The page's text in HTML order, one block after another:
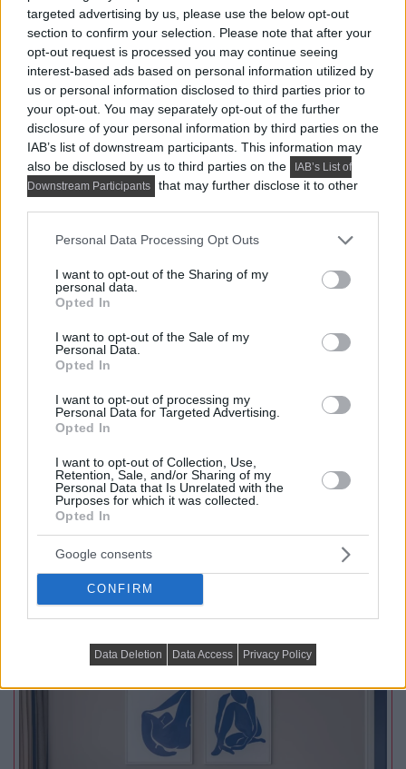
targeted advertising by us, please use the below opt-out
section to confirm your selection. Please note that after your
opt-out request is processed you may continue seeing
interest-based ads based on personal information utilized by
us or personal information disclosed to third parties prior to
your opt-out. You may separately opt-out of the further
disclosure of your personal information by third parties on the
IAB’s list of downstream participants. This information may
also be disclosed by us to third parties on the
IAB’s List of
Downstream Participants
that may further disclose it to other
Please note that this website/app uses one or more Google
not limited to your visit or usage behaviour. You may click to
grant or deny consent to Google and its third-party tags to
use your data for below specified purposes in below Google
consent section.
Personal Data Processing Opt Outs
I want to opt-out of the Sharing of my
personal data.
Opted In
I want to opt-out of the Sale of my
Personal Data.
Opted In
I want to opt-out of processing my
Personal Data for Targeted Advertising.
Opted In
I want to opt-out of Collection, Use,
Retention, Sale, and/or Sharing of my
Personal Data that Is Unrelated with the
Purposes for which it was collected.
Opted In
Google consents
CONFIRM
Data Deletion Data Access Privacy Policy
otthona kétszintes sorházi lakásban
Egy fiatal nő és tinédzser lánya számára rendezte be a
tervező ezt a 99 m²-es,...
HÍREK, TREND, STÍLUS ÉS DESIGN
dolgozósarok a szekrényben, konyhasziget,
színes részletek
Az 56 négyzetméteres lakást egy fiatal pár számára
alakították ki, akik egy visszafogott, semleges enteriőr...
TOVÁBBIAK BETÖLTÉSE
Praktikus lakberendezési ötletek